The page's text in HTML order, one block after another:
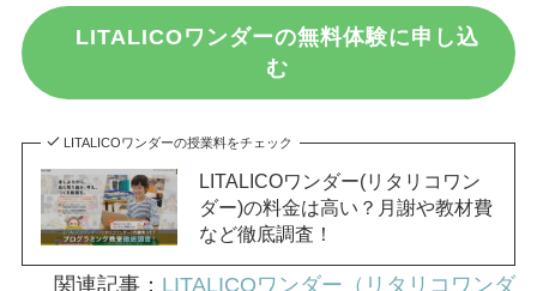
LITALICOワンダーの無料体験に申し込
む
LITALICOワンダーの授業料をチェック
LITALICOワンダー(リタリコワン
ダー)の料金は高い？月謝や教材費
など徹底調査！
関連記事： LITALICOワンダー（リタリコワンダ